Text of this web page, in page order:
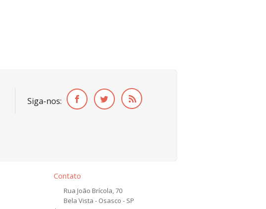
Siga-nos:
Contato
Rua João Brícola, 70
Bela Vista - Osasco - SP